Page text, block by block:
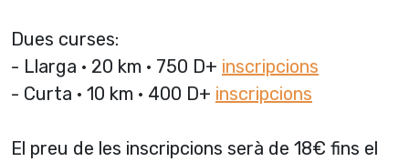
Dues curses:
- Llarga · 20 km · 750 D+ inscripcions
- Curta · 10 km · 400 D+ inscripcions
El preu de les inscripcions serà de 18€ fins el